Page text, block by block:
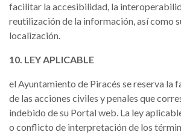
facilitar la accesibilidad, la
reutilización de la información, así como
localización.
10. LEY APLICABLE
el Ayuntamiento de Piracés se reserva la
de las acciones civiles y penales que
indebido de su Portal web. La ley
o conflicto de interpretación de los